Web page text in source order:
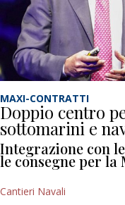
MAXI-CONTRATTI
Doppio centro
sottomarini e
Integrazione con
le consegne per la
Cantieri Navali